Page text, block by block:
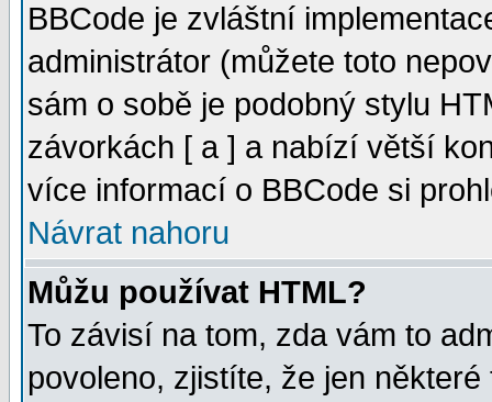
BBCode je zvláštní
administrátor (můžete toto
sám o sobě je podobný stylu
závorkách [ a ] a nabízí větší
více informací o BBCode si
Návrat nahoru
Můžu používat HTML?
To závisí na tom, zda vám to
povoleno, zjistíte, že jen